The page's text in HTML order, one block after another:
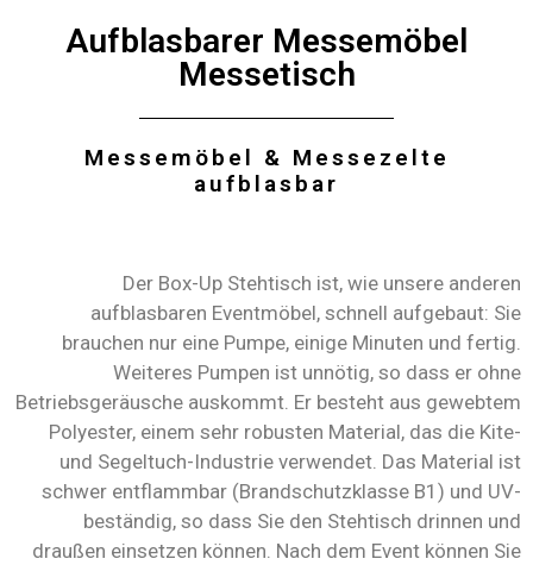
Aufblasbarer Messemöbel
Messetisch
Messemöbel & Messezelte
aufblasbar
Der Box-Up Stehtisch ist, wie unsere anderen
aufblasbaren Eventmöbel, schnell aufgebaut: Sie
brauchen nur eine Pumpe, einige Minuten und fertig.
Weiteres Pumpen ist unnötig, so dass er ohne
Betriebsgeräusche auskommt. Er besteht aus gewebtem
Polyester, einem sehr robusten Material, das die Kite-
und Segeltuch-Industrie verwendet. Das Material ist
schwer entflammbar (Brandschutzklasse B1) und UV-
beständig, so dass Sie den Stehtisch drinnen und
draußen einsetzen können. Nach dem Event können Sie